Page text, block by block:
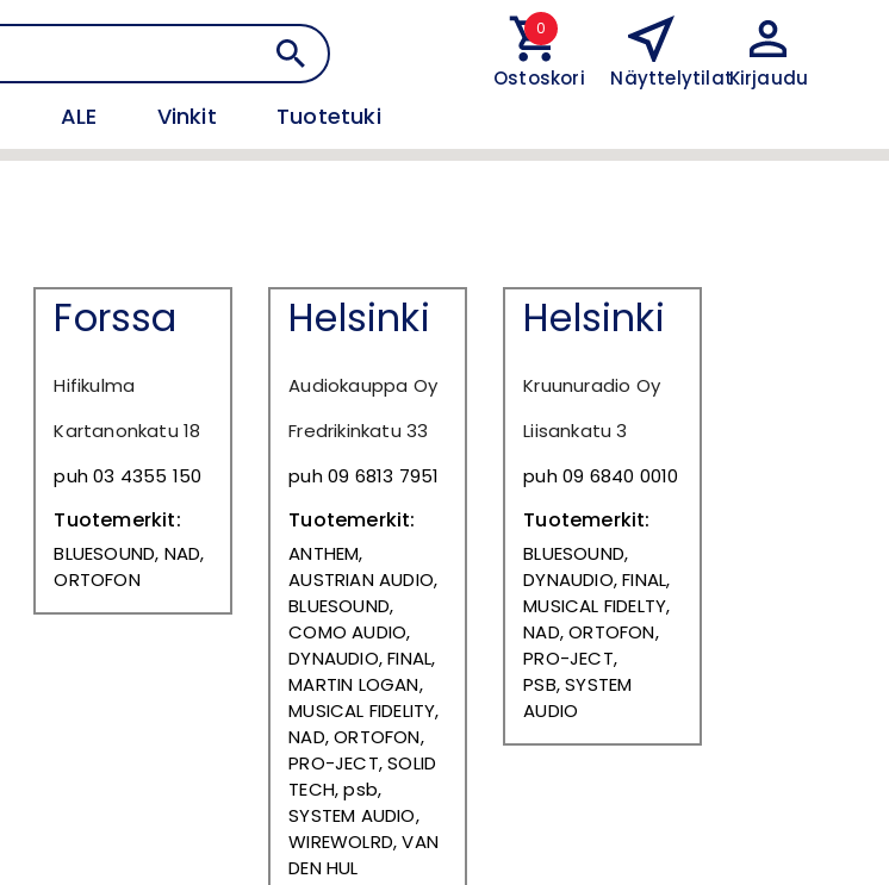
Ostoskori
0
NäyttelytilatKirjaudu
ALE Vinkit Tuotetuki
Forssa
Hifikulma
Kartanonkatu 18
puh 03 4355 150
Tuotemerkit:
BLUESOUND, NAD,
ORTOFON
Helsinki
Audiokauppa Oy
Fredrikinkatu 33
puh 09 6813 7951
Tuotemerkit:
ANTHEM,
AUSTRIAN AUDIO,
BLUESOUND,
COMO AUDIO,
DYNAUDIO, FINAL,
MARTIN LOGAN,
MUSICAL FIDELITY,
NAD, ORTOFON,
PRO-JECT, SOLID
TECH, psb,
SYSTEM AUDIO,
WIREWOLRD, VAN
DEN HUL
Helsinki
Kruunuradio Oy
Liisankatu 3
puh 09 6840 0010
Tuotemerkit:
BLUESOUND,
DYNAUDIO, FINAL,
MUSICAL FIDELTY,
NAD, ORTOFON,
PRO-JECT,
PSB,SYSTEM
AUDIO